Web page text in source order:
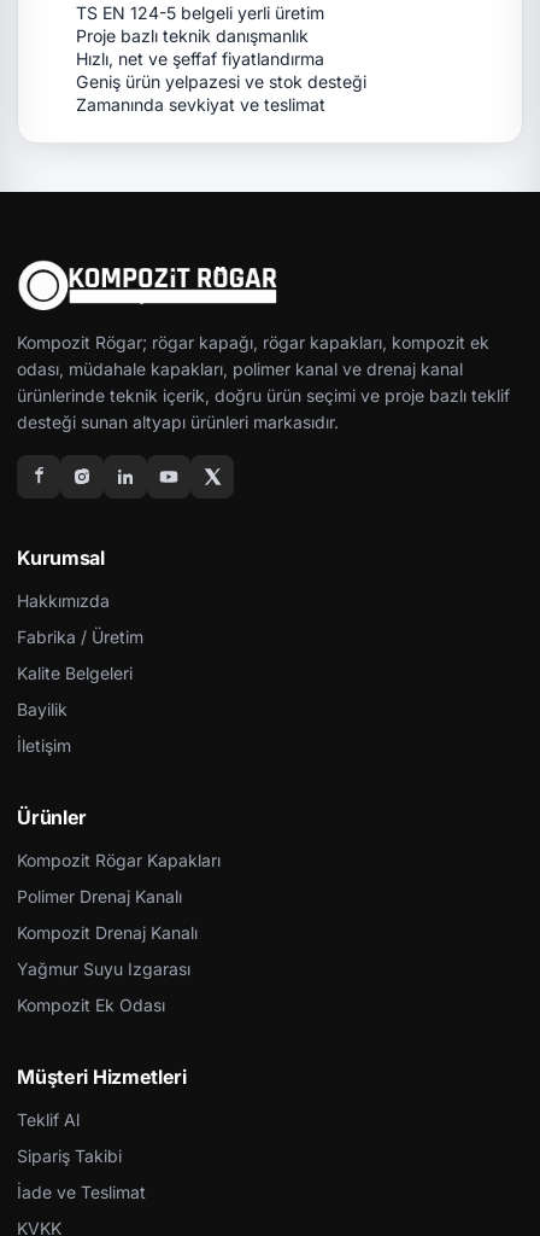
TS EN 124-5 belgeli yerli üretim
Proje bazlı teknik danışmanlık
Hızlı, net ve şeffaf fiyatlandırma
Geniş ürün yelpazesi ve stok desteği
Zamanında sevkiyat ve teslimat
Kompozit Rögar; rögar kapağı, rögar kapakları, kompozit ek
odası, müdahale kapakları, polimer kanal ve drenaj kanal
ürünlerinde teknik içerik, doğru ürün seçimi ve proje bazlı teklif
desteği sunan altyapı ürünleri markasıdır.
Kurumsal
Hakkımızda
Fabrika / Üretim
Kalite Belgeleri
Bayilik
İletişim
Ürünler
Kompozit Rögar Kapakları
Polimer Drenaj Kanalı
Kompozit Drenaj Kanalı
Yağmur Suyu Izgarası
Kompozit Ek Odası
Müşteri Hizmetleri
Teklif Al
Sipariş Takibi
İade ve Teslimat
KVKK